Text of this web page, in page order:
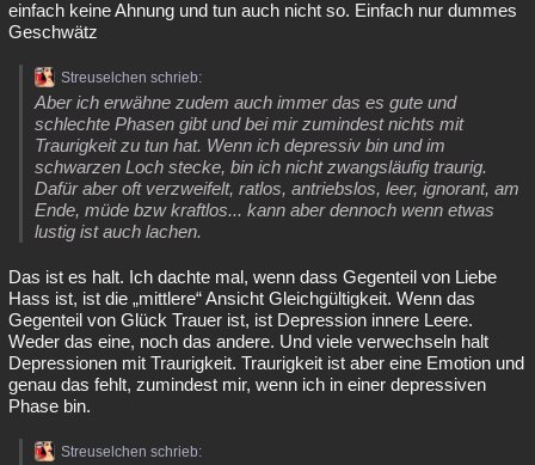
einfach keine Ahnung und tun auch nicht so. Einfach nur dummes
Geschwätz
Streuselchen schrieb:
Aber ich erwähne zudem auch immer das es gute und
schlechte Phasen gibt und bei mir zumindest nichts mit
Traurigkeit zu tun hat. Wenn ich depressiv bin und im
schwarzen Loch stecke, bin ich nicht zwangsläufig traurig.
Dafür aber oft verzweifelt, ratlos, antriebslos, leer, ignorant, am
Ende, müde bzw kraftlos... kann aber dennoch wenn etwas
lustig ist auch lachen.
Das ist es halt. Ich dachte mal, wenn dass Gegenteil von Liebe
Hass ist, ist die „mittlere“ Ansicht Gleichgültigkeit. Wenn das
Gegenteil von Glück Trauer ist, ist Depression innere Leere.
Weder das eine, noch das andere. Und viele verwechseln halt
Depressionen mit Traurigkeit. Traurigkeit ist aber eine Emotion und
genau das fehlt, zumindest mir, wenn ich in einer depressiven
Phase bin.
Streuselchen schrieb: